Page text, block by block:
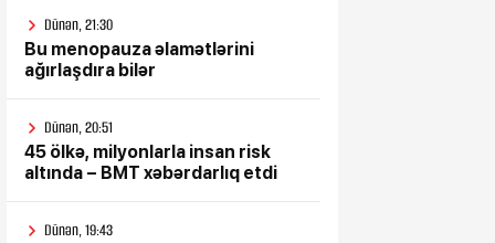
Dünən, 21:30
Bu menopauza əlamətlərini
ağırlaşdıra bilər
Dünən, 20:51
45 ölkə, milyonlarla insan risk
altında – BMT xəbərdarlıq etdi
Dünən, 19:43